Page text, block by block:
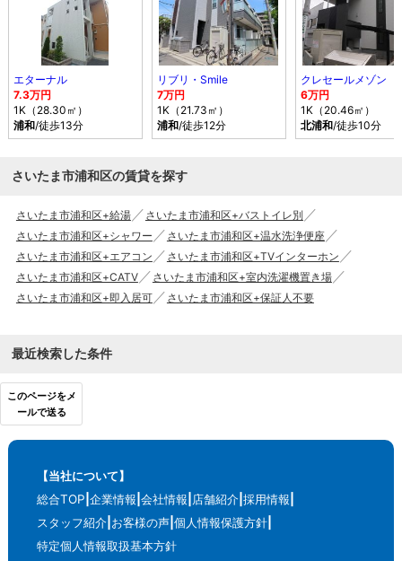
エターナル
7.3万円
1K（28.30㎡）
浦和/徒歩13分
リブリ・Smile
7万円
1K（21.73㎡）
浦和/徒歩12分
クレセールメゾン
6万円
1K（20.46㎡）
北浦和/徒歩10分
さいたま市浦和区の賃貸を探す
さいたま市浦和区+給湯
さいたま市浦和区+バストイレ別
さいたま市浦和区+シャワー
さいたま市浦和区+温水洗浄便座
さいたま市浦和区+エアコン
さいたま市浦和区+TVインターホン
さいたま市浦和区+CATV
さいたま市浦和区+室内洗濯機置き場
さいたま市浦和区+即入居可
さいたま市浦和区+保証人不要
最近検索した条件
このページをメ
ールで送る
【当社について】
総合TOP 企業情報 会社情報 店舗紹介 採用情報
スタッフ紹介 お客様の声 個人情報保護方針
特定個人情報取扱基本方針